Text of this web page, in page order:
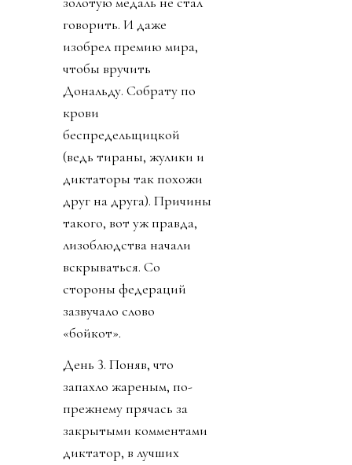
говорить. И даже
изобрел премию мира,
чтобы вручить
Дональду. Собрату по
крови
беспредельщицкой
(ведь тираны, жулики и
диктаторы так похожи
друг на друга). Причины
такого, вот уж правда,
лизоблюдства начали
вскрываться. Со
стороны федераций
зазвучало слово
«бойкот».
День 3. Поняв, что
запахло жареным, по-
прежнему прячась за
закрытыми комментами
диктатор, в лучших